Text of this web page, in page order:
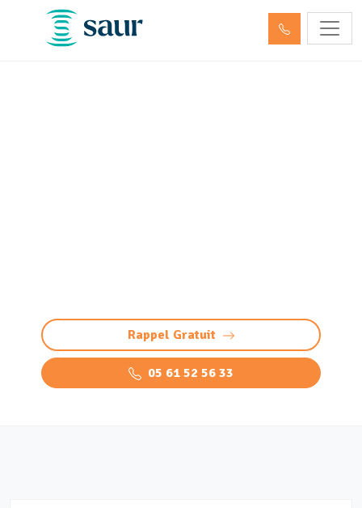
Rappel Gratuit
05 61 52 56 33